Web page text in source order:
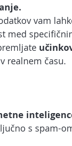
vam
med
realnem času.
s spam-